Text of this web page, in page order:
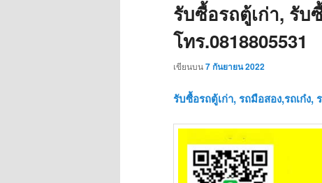
รับซื้อรถตู้เก่า, รับ
โทร.0818805531
เขียนบน7 กันยายน 2022
รับซื้อรถตู้เก่า, รถมือสอง,รถเก๋ง,